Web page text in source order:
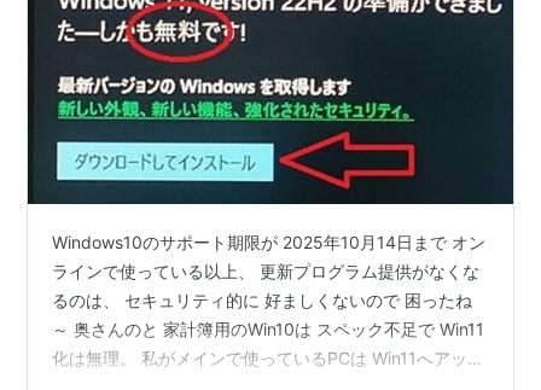
Windows10のサポート期限が 2025年10月14日まで オン
ラインで使っている以上、 更新プログラム提供がなくな
るのは、 セキュリティ的に 好ましくないので 困ったね
～ 奥さんのと 家計簿用のWin10は スペック不足で Win11
化は無理。 私がメインで使っているPCは Win11へアップ